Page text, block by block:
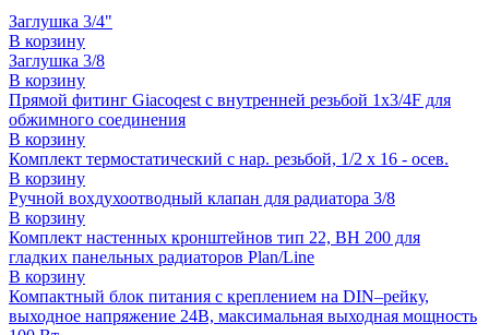
Заглушка 3/4"
В корзину
Заглушка 3/8
В корзину
Прямой фитинг Giacoqest с внутренней резьбой 1x3/4F для
обжимного соединения
В корзину
Комплект термостатический с нар. резьбой, 1/2 x 16 - осев.
В корзину
Ручной вохдухоотводный клапан для радиатора 3/8
В корзину
Комплект настенных кронштейнов тип 22, ВН 200 для
гладких панельных радиаторов Plan/Line
В корзину
Компактный блок питания с креплением на DIN–рейку,
выходное напряжение 24В, максимальная выходная мощность